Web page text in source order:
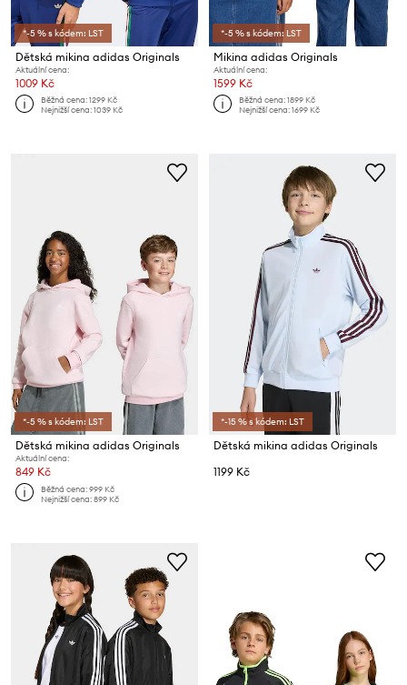
*-5 % s kódem: LST
Dětská mikina adidas Originals
Aktuální cena:
1009 Kč
Běžná cena:1299 Kč
Nejnižší cena:1039 Kč
*-5 % s kódem: LST
Mikina adidas Originals
Aktuální cena:
1599 Kč
Běžná cena:1899 Kč
Nejnižší cena:1699 Kč
*-5 % s kódem: LST
Dětská mikina adidas Originals
Aktuální cena:
849 Kč
Běžná cena:999 Kč
Nejnižší cena:899 Kč
*-15 % s kódem: LST
Dětská mikina adidas Originals
1199 Kč